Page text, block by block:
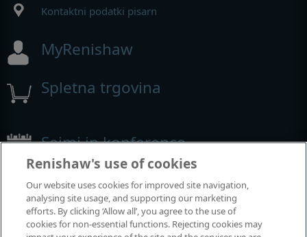
Kontaktni podatki pisarn
MyRenishaw
Spletna trgovina
Sejmi in konference
Renishaw's use of cookies
Our website uses cookies for improved site navigation,
analysing site usage, and supporting our marketing
efforts. By clicking ‘Allow all’, you agree to the use of
cookies for non-essential functions. Rejecting cookies may